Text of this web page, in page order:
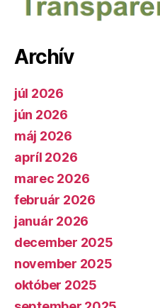
Archív
júl 2026
jún 2026
máj 2026
apríl 2026
marec 2026
február 2026
január 2026
december 2025
november 2025
október 2025